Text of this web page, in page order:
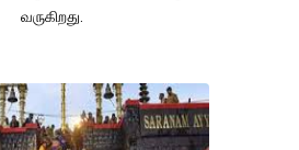
வருகிறது.